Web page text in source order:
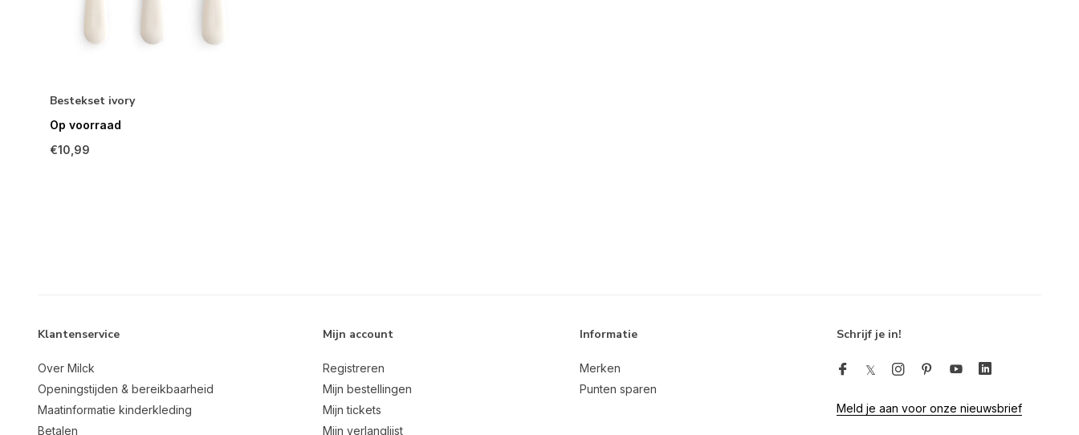
Bestekset ivory
Op voorraad
€10,99
Klantenservice
Over Milck
Openingstijden & bereikbaarheid
Maatinformatie kinderkleding
Betalen
Mijn account
Registreren
Mijn bestellingen
Mijn tickets
Mijn verlanglijst
Informatie
Merken
Punten sparen
Schrijf je in!
Meld je aan voor onze nieuwsbrief